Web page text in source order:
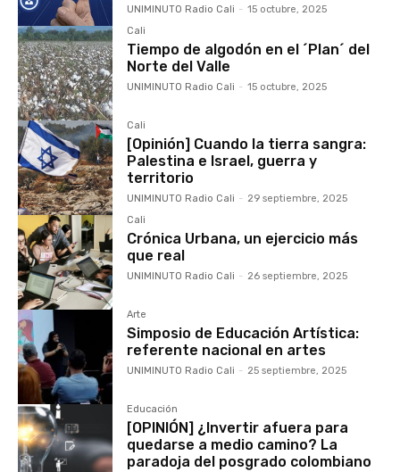
UNIMINUTO Radio Cali - 15 octubre, 2025
Cali
Tiempo de algodón en el ´Plan´ del
Norte del Valle
UNIMINUTO Radio Cali - 15 octubre, 2025
Cali
[Opinión] Cuando la tierra sangra:
Palestina e Israel, guerra y
territorio
UNIMINUTO Radio Cali - 29 septiembre, 2025
Cali
Crónica Urbana, un ejercicio más
que real
UNIMINUTO Radio Cali - 26 septiembre, 2025
Arte
Simposio de Educación Artística:
referente nacional en artes
UNIMINUTO Radio Cali - 25 septiembre, 2025
Educación
[OPINIÓN] ¿Invertir afuera para
quedarse a medio camino? La
paradoja del posgrado colombiano